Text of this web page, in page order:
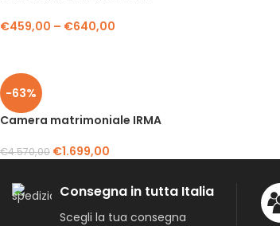
€459,00 – €640,00
-63%
Camera matrimoniale IRMA
€4.570,00 €1.699,00
Consegna in tutta Italia
Scegli la tua consegna